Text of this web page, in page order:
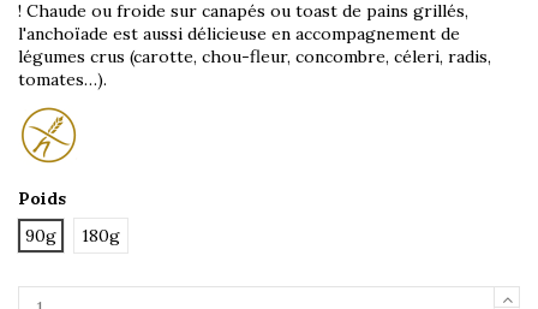
! Chaude ou froide sur canapés ou toast de pains grillés,
l'anchoïade est aussi délicieuse en accompagnement de
légumes crus (carotte, chou-fleur, concombre, céleri, radis,
tomates…).
Poids
90g
180g